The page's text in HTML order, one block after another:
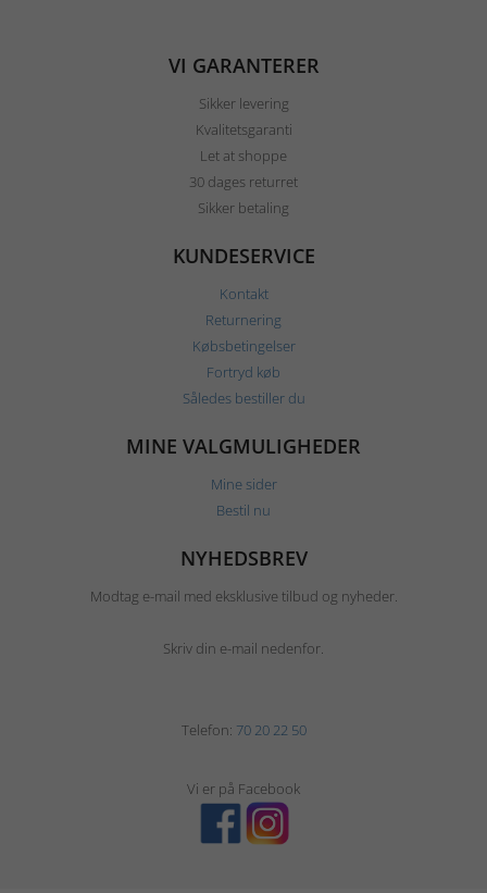
VI GARANTERER
Sikker levering
Kvalitetsgaranti
Let at shoppe
30 dages returret
Sikker betaling
KUNDESERVICE
Kontakt
Returnering
Købsbetingelser
Fortryd køb
Således bestiller du
MINE VALGMULIGHEDER
Mine sider
Bestil nu
NYHEDSBREV
Modtag e-mail med eksklusive tilbud og nyheder.
Skriv din e-mail nedenfor.
Telefon: 70 20 22 50
Vi er på Facebook